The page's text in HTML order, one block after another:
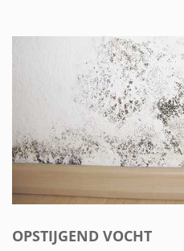
OPSTIJGEND VOCHT